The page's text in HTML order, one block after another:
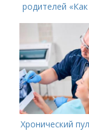
родителей
ребенком от
лет»
Хронический